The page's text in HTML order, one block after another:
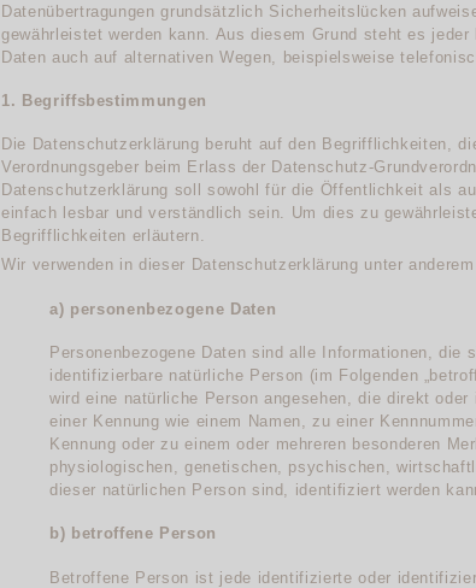
Datenübertragungen grundsätzlich Sicherheitslücken
gewährleistet werden kann. Aus diesem Grund steht es
Daten auch auf alternativen Wegen, beispielsweise
1. Begriffsbestimmungen
Die Datenschutzerklärung beruht auf den Begrifflichkeiten,
Verordnungsgeber beim Erlass der Datenschutz-
Datenschutzerklärung soll sowohl für die Öffentlichkeit als
einfach lesbar und verständlich sein. Um dies zu
Begrifflichkeiten erläutern.
Wir verwenden in dieser Datenschutzerklärung unter
a) personenbezogene Daten
Personenbezogene Daten sind alle Informationen, die
identifizierbare natürliche Person (im Folgenden
wird eine natürliche Person angesehen, die direkt
einer Kennung wie einem Namen, zu einer
Kennung oder zu einem oder mehreren besonderen
physiologischen, genetischen, psychischen,
dieser natürlichen Person sind, identifiziert werden
b) betroffene Person
Betroffene Person ist jede identifizierte oder